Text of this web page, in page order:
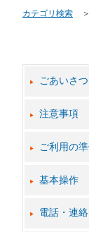
カテゴリ検索
ごあいさつ
注意事項
ご利用の
基本操作
電話・連